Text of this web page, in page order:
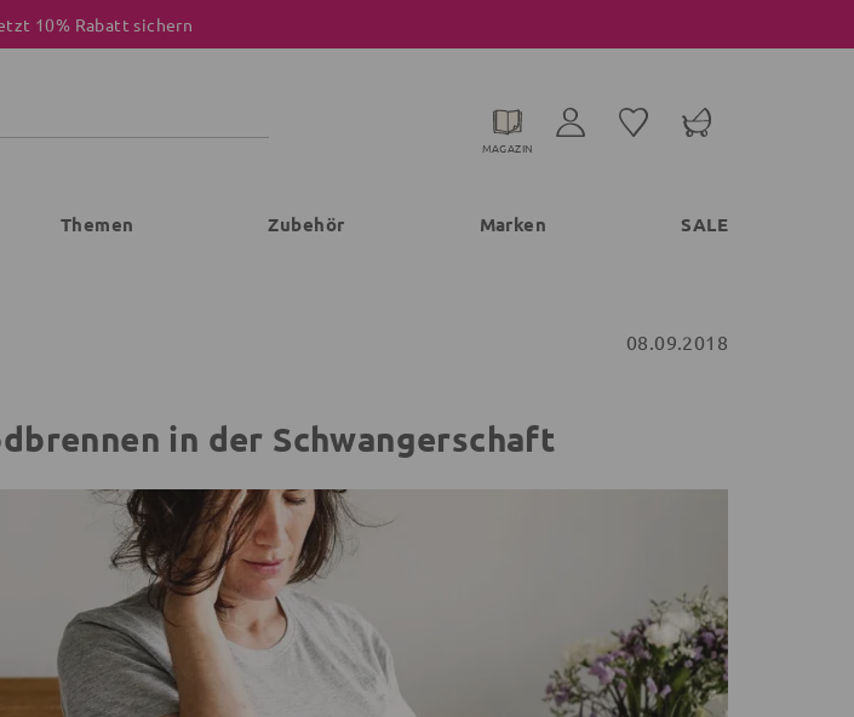
10% Rabatt sichern
MAGAZIN
Themen Zubehör Marken SALE
08.09.2018
in der Schwangerschaft